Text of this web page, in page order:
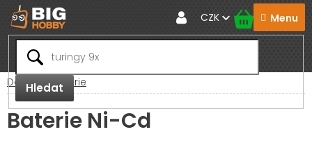
Přejít
na
obsah
Hledat
CZK
Domů Baterie
Baterie Ni-Cd